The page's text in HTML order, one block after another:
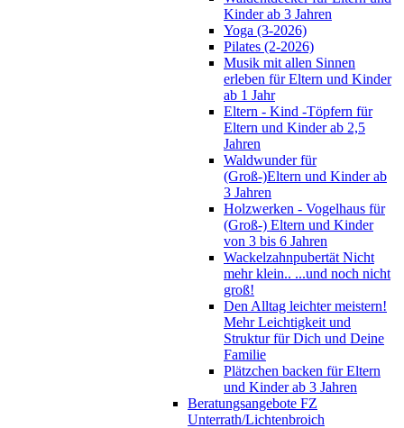
Kinder ab 3 Jahren
Yoga (3-2026)
Pilates (2-2026)
Musik mit allen Sinnen
erleben für Eltern und Kinder
ab 1 Jahr
Eltern - Kind -Töpfern für
Eltern und Kinder ab 2,5
Jahren
Waldwunder für
(Groß-)Eltern und Kinder ab
3 Jahren
Holzwerken - Vogelhaus für
(Groß-) Eltern und Kinder
von 3 bis 6 Jahren
Wackelzahnpubertät Nicht
mehr klein.. ...und noch nicht
groß!
Den Alltag leichter meistern!
Mehr Leichtigkeit und
Struktur für Dich und Deine
Familie
Plätzchen backen für Eltern
und Kinder ab 3 Jahren
Beratungsangebote FZ
Unterrath/Lichtenbroich